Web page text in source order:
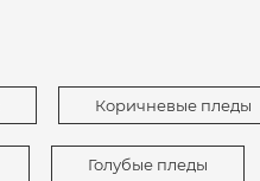
Коричневые пледы
Голубые пледы